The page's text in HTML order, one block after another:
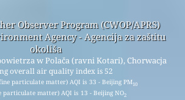
Observer Program (CWOP/APRS)
Agency - Agencija za zaštitu
okoliša
w Polača (ravni Kotari), Chorwacja
overall air quality index is 52
particulate matter) AQI is 33 - Beijing PM10
particulate matter) AQI is 13 - Beijing NO2